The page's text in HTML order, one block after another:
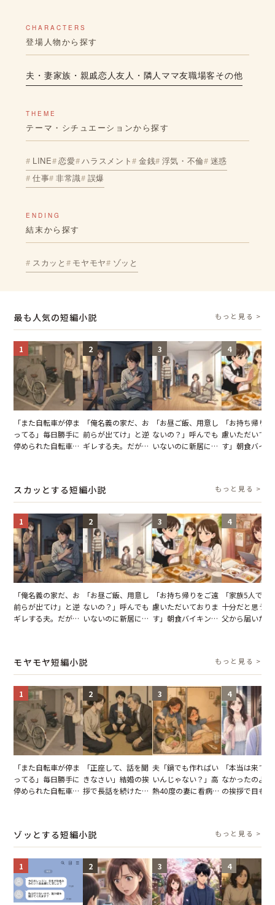
CHARACTERS
登場人物から探す
夫・妻家族・親戚恋人友人・隣人 ママ友職場客その他
THEME
テーマ・シチュエーションから探す
LINE 恋愛 ハラスメント 金銭 浮気・不倫 迷惑
仕事 非常識 誤爆
ENDING
結末から探す
スカッと モヤモヤ ゾッと
最も人気の短編小説 もっと見る >
1
「また自転車が停ま
ってる」毎日勝手に
停められた自転車。
2
「俺名義の家だ、お
前らが出てけ」と逆
ギレする夫。だが、
3
「お昼ご飯、用意し
ないの？」呼んでも
いないのに新居にあ
4
「お持ち帰り
慮いただいて
す」朝食バイ
が一変
スカッとする短編小説 もっと見る >
1
「俺名義の家だ、お
前らが出てけ」と逆
ギレする夫。だが、
2
「お昼ご飯、用意し
ないの？」呼んでも
いないのに新居にあ
3
「お持ち帰りをご遠
慮いただいておりま
す」朝食バイキング
4
「家族5人で3
十分だと思う
父から届いたご
モヤモヤ短編小説 もっと見る >
1
「また自転車が停ま
ってる」毎日勝手に
停められた自転車。
2
「正座して、話を聞
きなさい」結婚の挨
拶で長話を続けた義
3
夫「鍋でも作ればい
いんじゃない？」高
熱40度の妻に看病な
4
「本当は来て
なかったのよ
の挨拶で目も
ゾッとする短編小説 もっと見る >
1 2 3 4